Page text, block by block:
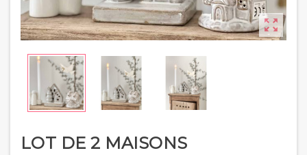

LOT DE 2 MAISONS